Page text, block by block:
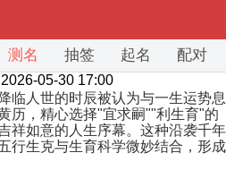
测名 抽签 起名 配对
05-30 17:00
临人世的时辰被认为与一生运势息
历，精心选择"宜求嗣""利生育"的
祥如意的人生序幕。这种沿袭千年
行生克与生育科学微妙结合，形成